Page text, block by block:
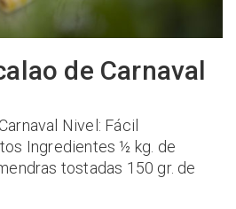
de Carnaval
Nivel: Fácil
Ingredientes ½ kg. de
tostadas 150 gr. de